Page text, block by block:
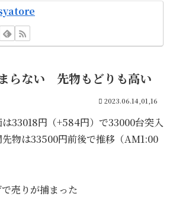
らない 先物もどりも高い
2023.06.14,01,16
33018円（+584円）で33000台突入
物は33500円前後で推移（AM1:00
売りが捕まった